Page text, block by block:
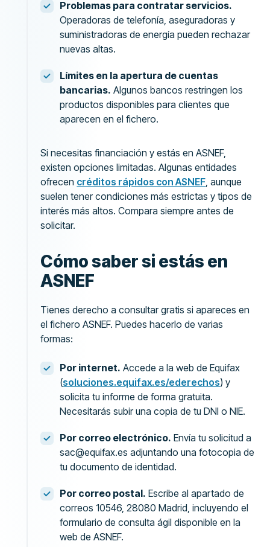
Problemas para contratar servicios.
Operadoras de telefonía, aseguradoras y
suministradoras de energía pueden rechazar
nuevas altas.
Límites en la apertura de cuentas
bancarias. Algunos bancos restringen los
productos disponibles para clientes que
aparecen en el fichero.
Si necesitas financiación y estás en ASNEF,
existen opciones limitadas. Algunas entidades
ofrecen créditos rápidos con ASNEF, aunque
suelen tener condiciones más estrictas y tipos de
interés más altos. Compara siempre antes de
solicitar.
Cómo saber si estás en
ASNEF
Tienes derecho a consultar gratis si apareces en
el fichero ASNEF. Puedes hacerlo de varias
formas:
Por internet. Accede a la web de Equifax
(soluciones.equifax.es/ederechos) y
solicita tu informe de forma gratuita.
Necesitarás subir una copia de tu DNI o NIE.
Por correo electrónico. Envía tu solicitud a
sac@equifax.es adjuntando una fotocopia de
tu documento de identidad.
Por correo postal. Escribe al apartado de
correos 10546, 28080 Madrid, incluyendo el
formulario de consulta ágil disponible en la
web de ASNEF.